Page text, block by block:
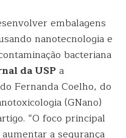
embalagens
nanotecnologia e
bacteriana
da USPa
Fernanda Coelho, do
(GNano)
“O foco principal
a segurança